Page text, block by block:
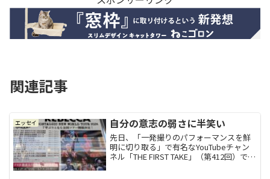
関連記事
エッセイ 自分の意志の弱さに半笑い
先日、「一発撮りのパフォーマンスを鮮
明に切り取る」で有名なYouTubeチャン
ネル「THE FIRST TAKE」（第412回）で、